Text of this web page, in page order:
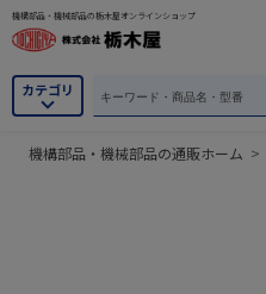
機構部品・機械部品の栃木屋オンラインショップ
カテゴリ
機構部品・機械部品の通販ホーム >